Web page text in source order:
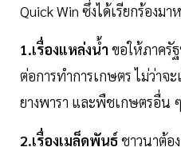
Quick Win ซึ่งได้เรียกร้องม
1.เรื่องแหล่งน้ำ ขอให้ภาครั
ต่อการทำการเกษตร ไม่ว่าจ
ยางพารา และพืชเกษตรอื่น ๆ
2.เรื่องเมล็ดพันธุ์ชาวนาต้อ